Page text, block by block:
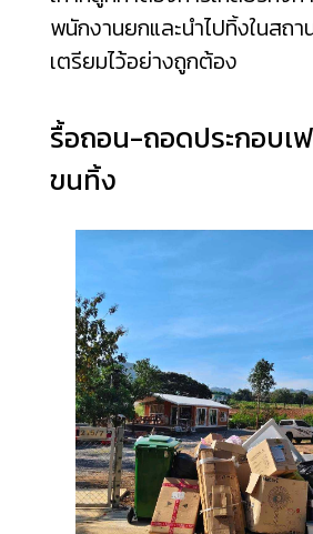
พนักงานยกและนำไปทิ้งในสถา
เตรียมไว้อย่างถูกต้อง
รื้อถอน-ถอดประกอบเ
ขนทิ้ง